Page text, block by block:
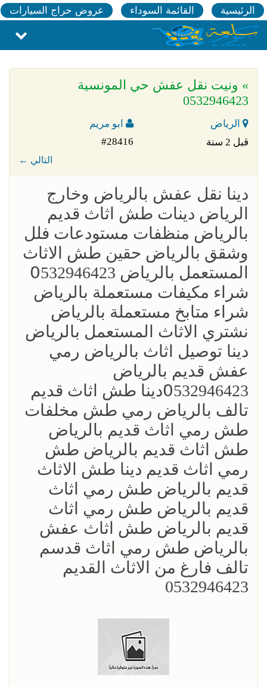
الرئيسية القائمة السوداء عروض حراج السيارات
» ونيت نقل عفش حي المونسية
0532946423
الرياض
ابو مريم
قبل 2 سنة
#28416
← التالي
دينا نقل عفش بالرياض وخارج
الرياض دينات طش اثاث قديم
بالرياض منظفات مستودعات فلل
وشقق بالرياض حقين طش الاثاث
المستعمل بالرياض 0َ532946423
شراء مكيفات مستعملة بالرياض
شراء متابخ مستعملة بالرياض
نشتري الاثاث المستعمل بالرياض
دينا توصيل اثاث بالرياض رمي
عفش قديم بالرياض
0َ532946423دينا طش اثاث قديم
تالف بالرياض رمي طش مخلفات
طش رمي اثاث قديم بالرياض
طش اثاث قديم بالرياض طش
رمي اثاث قديم دينا طش الاثاث
قديم بالرياض طش رمي اثاث
قديم بالرياض طش رمي اثاث
قديم بالرياض طش اثاث عفش
بالرياض طش رمي اثاث قدسم
تالف فارغ من الاثاث القديم
0532946423